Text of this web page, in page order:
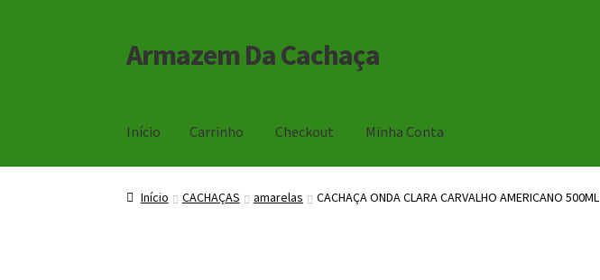
Pular
para
Pular
para
Armazem Da Cachaça
Início Carrinho Checkout Minha Conta
Início Carrinho Checkout Minha Conta
Início CACHAÇAS amarelas CACHAÇA ONDA CLARA CARVALHO AMERICANO 500ML